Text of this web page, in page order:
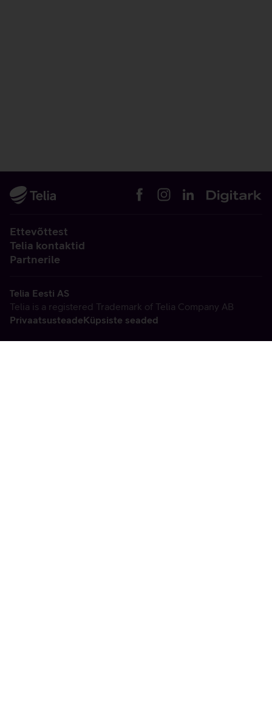
Ettevõttest
Telia kontaktid
Partnerile
Telia Eesti AS
Telia is a registered Trademark of Telia Company AB
PrivaatsusteadeKüpsiste seaded